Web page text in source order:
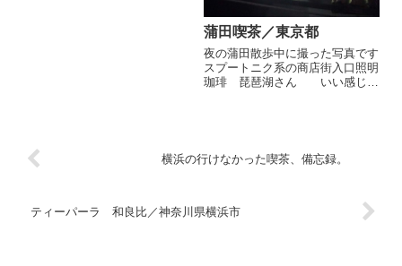
蒲田喫茶／東京都
夜の蒲田散歩中に撮った写真です
スプートニク系の商店街入口照明
珈琲 琵琶湖さん いい感じな
チェリーさんを出た時。手前の
物...
横浜の行けなかった喫茶、備忘録。
ティーパーラ 和良比／神奈川県横浜市